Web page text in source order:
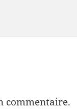
commentaire.